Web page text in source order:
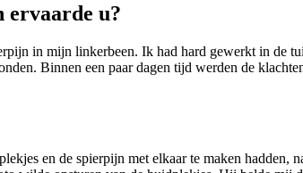
ervaarde u?
in mijn linkerbeen. Ik had hard gewerkt in de
Binnen een paar dagen tijd werden de
en de spierpijn met elkaar te maken